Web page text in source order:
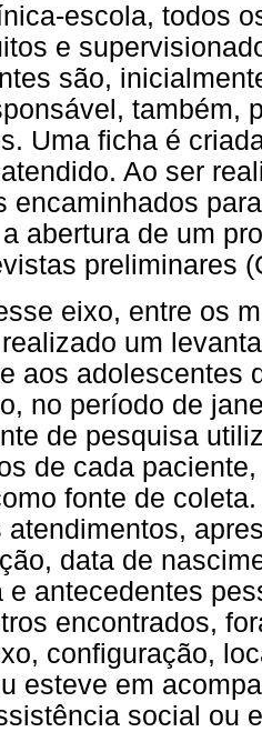
escola, todos
e
são,
também,
Uma ficha é
Ao ser
encaminhados
abertura de um
preliminares
eixo, entre os
um
aos adolescentes
no período de
de pesquisa
de cada
fonte de
atendimentos,
data de
e antecedentes
encontrados,
configuração,
esteve em
social ou